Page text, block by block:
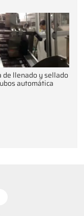
de llenado y sellado
automática